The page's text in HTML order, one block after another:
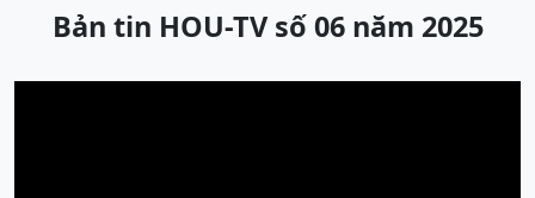
Bản tin HOU-TV số 06 năm 2025